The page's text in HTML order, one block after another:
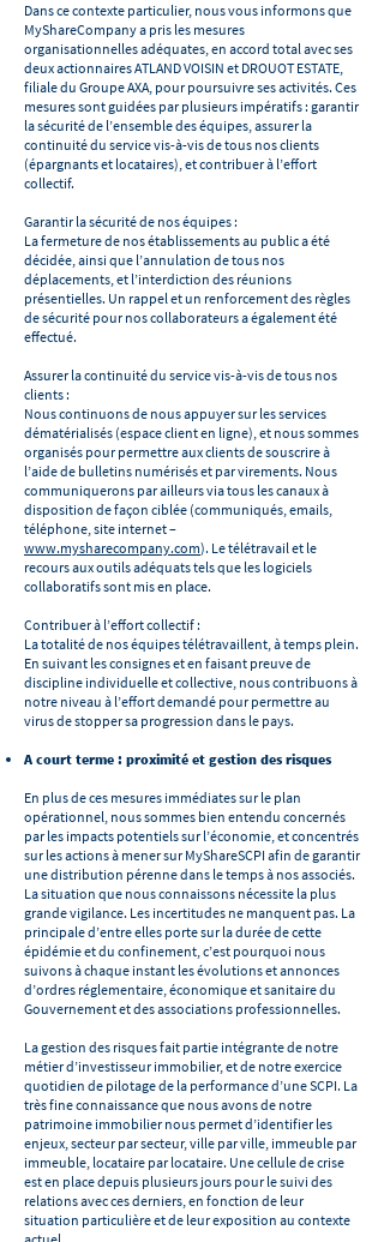
Dans ce contexte particulier, nous vous informons que
MyShareCompany a pris les mesures
organisationnelles adéquates, en accord total avec ses
deux actionnaires ATLAND VOISIN et DROUOT ESTATE,
filiale du Groupe AXA, pour poursuivre ses activités. Ces
mesures sont guidées par plusieurs impératifs : garantir
la sécurité de l’ensemble des équipes, assurer la
continuité du service vis-à-vis de tous nos clients
(épargnants et locataires), et contribuer à l’effort
collectif.
Garantir la sécurité de nos équipes :
La fermeture de nos établissements au public a été
décidée, ainsi que l’annulation de tous nos
déplacements, et l’interdiction des réunions
présentielles. Un rappel et un renforcement des règles
de sécurité pour nos collaborateurs a également été
effectué.
Assurer la continuité du service vis-à-vis de tous nos
clients :
Nous continuons de nous appuyer sur les services
dématérialisés (espace client en ligne), et nous sommes
organisés pour permettre aux clients de souscrire à
l’aide de bulletins numérisés et par virements. Nous
communiquerons par ailleurs via tous les canaux à
disposition de façon ciblée (communiqués, emails,
téléphone, site internet –
www.mysharecompany.com). Le télétravail et le
recours aux outils adéquats tels que les logiciels
collaboratifs sont mis en place.
Contribuer à l’effort collectif :
La totalité de nos équipes télétravaillent, à temps plein.
En suivant les consignes et en faisant preuve de
discipline individuelle et collective, nous contribuons à
notre niveau à l’effort demandé pour permettre au
virus de stopper sa progression dans le pays.
A court terme : proximité et gestion des risques
En plus de ces mesures immédiates sur le plan
opérationnel, nous sommes bien entendu concernés
par les impacts potentiels sur l’économie, et concentrés
sur les actions à mener sur MyShareSCPI afin de garantir
une distribution pérenne dans le temps à nos associés.
La situation que nous connaissons nécessite la plus
grande vigilance. Les incertitudes ne manquent pas. La
principale d’entre elles porte sur la durée de cette
épidémie et du confinement, c’est pourquoi nous
suivons à chaque instant les évolutions et annonces
d’ordres réglementaire, économique et sanitaire du
Gouvernement et des associations professionnelles.
La gestion des risques fait partie intégrante de notre
métier d’investisseur immobilier, et de notre exercice
quotidien de pilotage de la performance d’une SCPI. La
très fine connaissance que nous avons de notre
patrimoine immobilier nous permet d’identifier les
enjeux, secteur par secteur, ville par ville, immeuble par
immeuble, locataire par locataire. Une cellule de crise
est en place depuis plusieurs jours pour le suivi des
relations avec ces derniers, en fonction de leur
situation particulière et de leur exposition au contexte